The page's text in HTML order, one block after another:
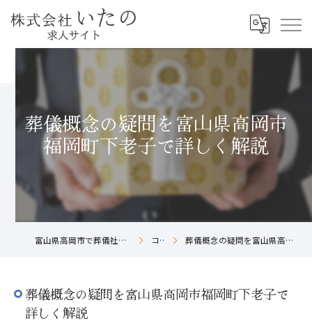
葬儀概念の疑問を富山県高岡市
福岡町下老子で詳しく解説
富山県高岡市で葬儀社の求人なら株式会社いたの コラム 葬儀概念の疑問を富山県高岡市福岡町下老子で詳しく解説
葬儀概念の疑問を富山県高岡市福岡町下老子で
詳しく解説